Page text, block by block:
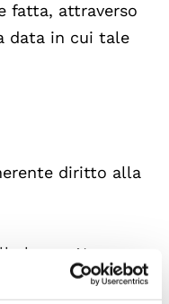
fatta, attraverso
data in cui tale
diritto alla
legge. Nessuno
della sua vita.